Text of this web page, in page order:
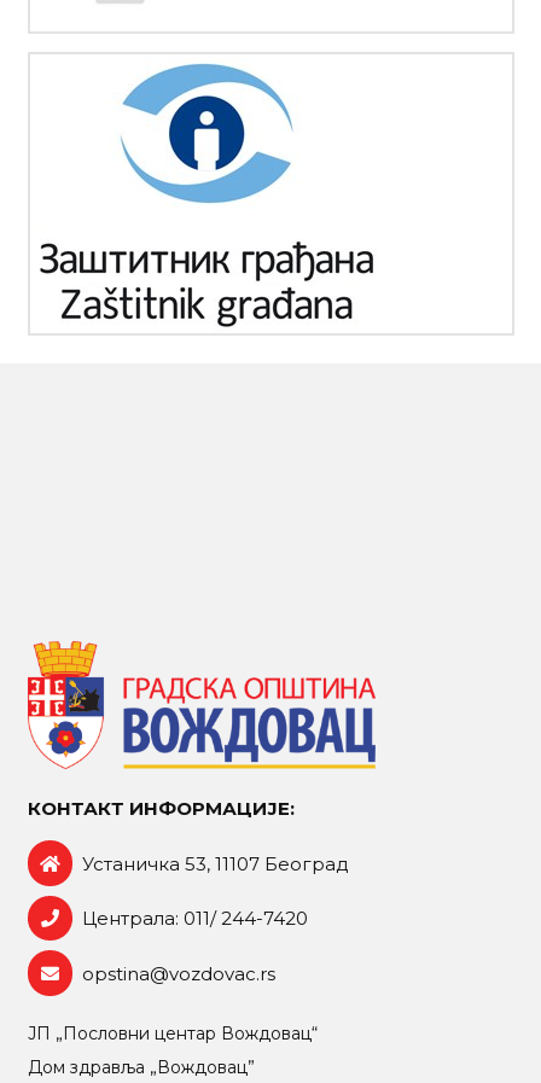
КОНТАКТ ИНФОРМАЦИЈЕ:
Устаничка 53, 11107 Београд
Централа: 011/ 244-7420
opstina@vozdovac.rs
ЈП „Пословни центар Вождовац“
Дом здравља „Вождовац”